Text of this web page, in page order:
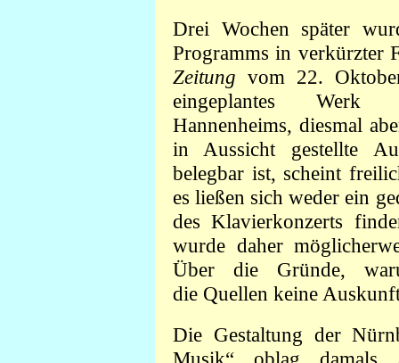
Drei Wochen später
Programms in verkürzter
Zeitung vom 22.
eingeplantes
Hannenheims, diesmal
in Aussicht gestellte
belegbar ist, scheint
es ließen sich weder ein
des Klavierkonzerts
wurde daher
Über die Gründe,
die Quellen keine
Die Gestaltung der